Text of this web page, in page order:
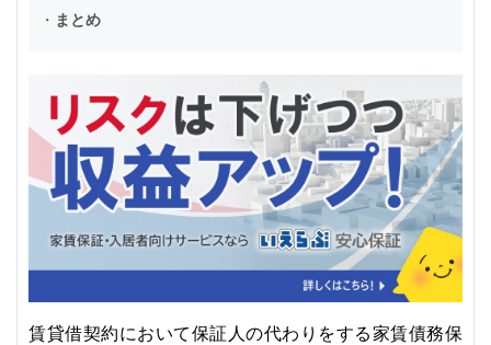
・ まとめ
賃貸借契約において保証人の代わりをする家賃債務保